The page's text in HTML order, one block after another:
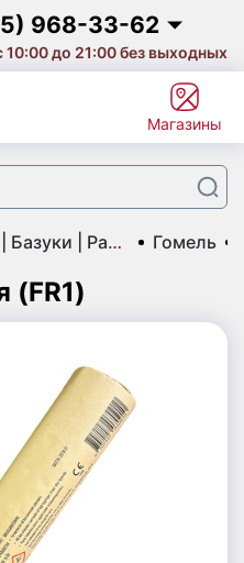
968-33-62
(25) 968-33-62
(29) 657-10-53
(33) 660-07-57
10:00 до 21:00 без выходных
Магазины
Римские свечи | Базуки | Ракеты Гомель
(FR1)
фейерверком